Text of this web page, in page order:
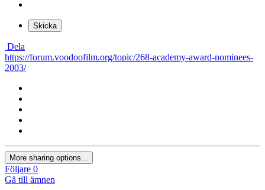
Skicka
Dela
https://forum.voodoofilm.org/topic/268-academy-award-nominees-
2003/
More sharing options...
Följare 0
Gå till ämnen